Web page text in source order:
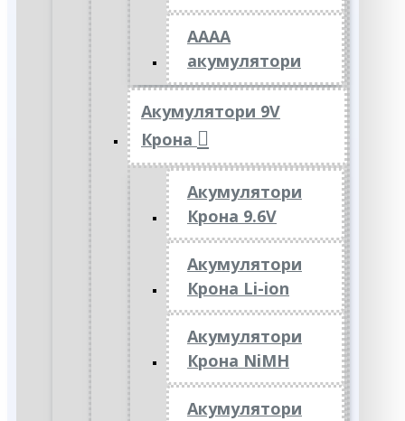
АААА
акумулятори
Акумулятори 9V
Крона
Акумулятори
Крона 9.6V
Акумулятори
Крона Li-ion
Акумулятори
Крона NiMH
Акумулятори